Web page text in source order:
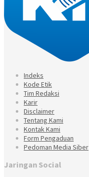
Indeks
Kode Etik
Tim Redaksi
Karir
Disclaimer
Tentang Kami
Kontak Kami
Form Pengaduan
Pedoman Media Siber
Jaringan Social